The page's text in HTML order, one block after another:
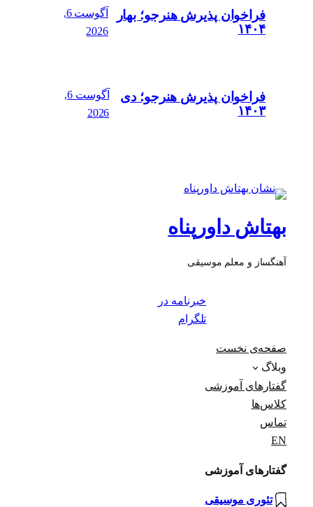
فراخوان پذیرش هنرجو؛ بهار
۱۴۰۴
آگوست 6,
2026
فراخوان پذیرش هنرجو؛ دی
۱۴۰۳
آگوست 6,
2026
بهتاش داورپناه
آهنگساز و معلم موسیقی
خبرنامه در
تلگرام
صفحه‌ی نخست
وبلاگ
گفتارهای آموزشی
کلاس‌ها
تماس
EN
گفتارهای آموزشی
تئوری موسیقی